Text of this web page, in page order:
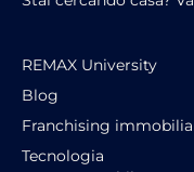
REMAX University
Blog
Franchising
Tecnologia